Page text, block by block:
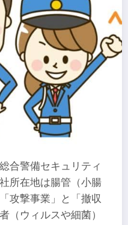
合警備セキュリティ
所在地は腸管（小腸
攻撃事業」と「撤収
（ウィルスや細菌）